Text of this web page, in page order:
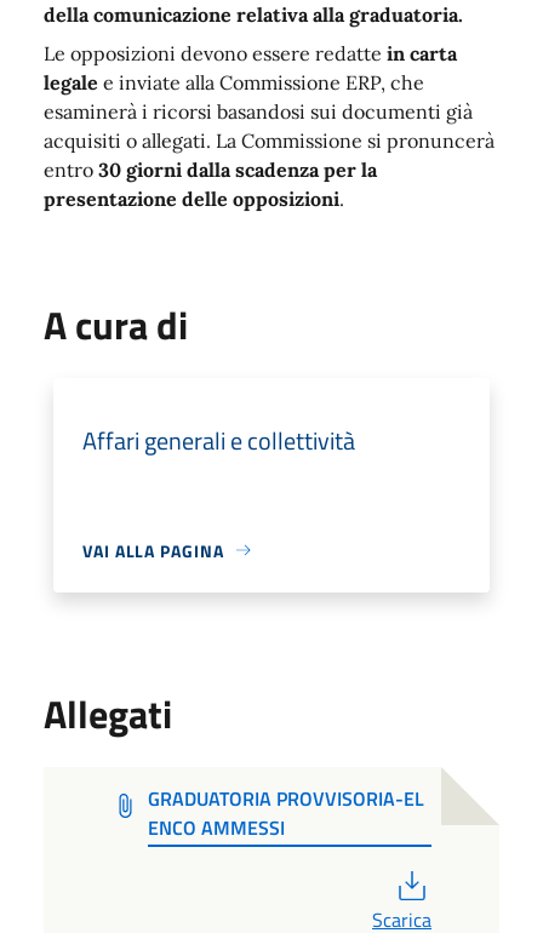
della comunicazione relativa alla graduatoria.
Le opposizioni devono essere redatte in carta
legale e inviate alla Commissione ERP, che
esaminerà i ricorsi basandosi sui documenti già
acquisiti o allegati. La Commissione si pronuncerà
entro 30 giorni dalla scadenza per la
presentazione delle opposizioni.
A cura di
Affari generali e collettività
VAI ALLA PAGINA
Allegati
GRADUATORIA PROVVISORIA-EL
ENCO AMMESSI
Scarica